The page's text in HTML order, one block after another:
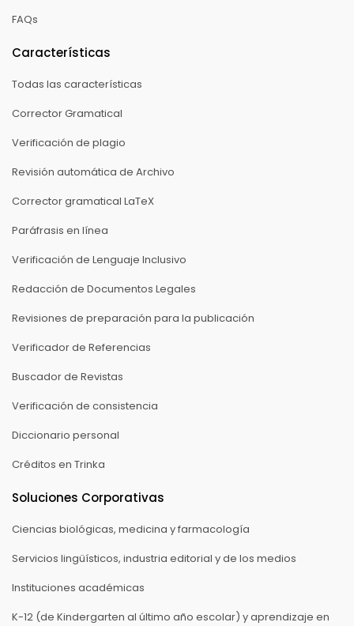
FAQs
Características
Todas las características
Corrector Gramatical
Verificación de plagio
Revisión automática de Archivo
Corrector gramatical LaTeX
Paráfrasis en línea
Verificación de Lenguaje Inclusivo
Redacción de Documentos Legales
Revisiones de preparación para la publicación
Verificador de Referencias
Buscador de Revistas
Verificación de consistencia
Diccionario personal
Créditos en Trinka
Soluciones Corporativas
Ciencias biológicas, medicina y farmacología
Servicios lingüísticos, industria editorial y de los medios
Instituciones académicas
K-12 (de Kindergarten al último año escolar) y aprendizaje en